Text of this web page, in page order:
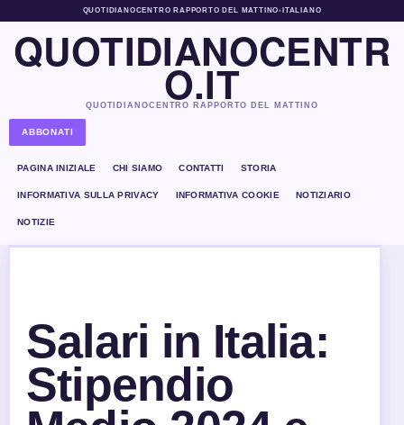
QUOTIDIANOCENTRO RAPPORTO DEL MATTINO• ITALIANO
QUOTIDIANOCENTR
O.IT
QUOTIDIANOCENTRO RAPPORTO DEL MATTINO
ABBONATI
PAGINA INIZIALE CHI SIAMO CONTATTI STORIA
INFORMATIVA SULLA PRIVACY INFORMATIVA COOKIE NOTIZIARIO
NOTIZIE
Salari in Italia:
Stipendio